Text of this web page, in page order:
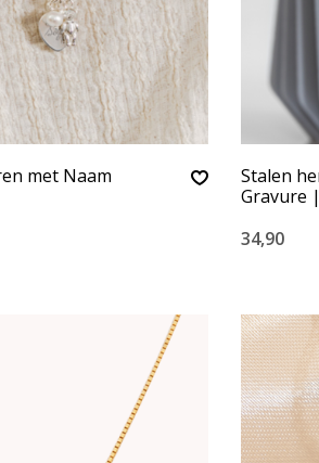
met Naam
Stalen
Gravure
34,90